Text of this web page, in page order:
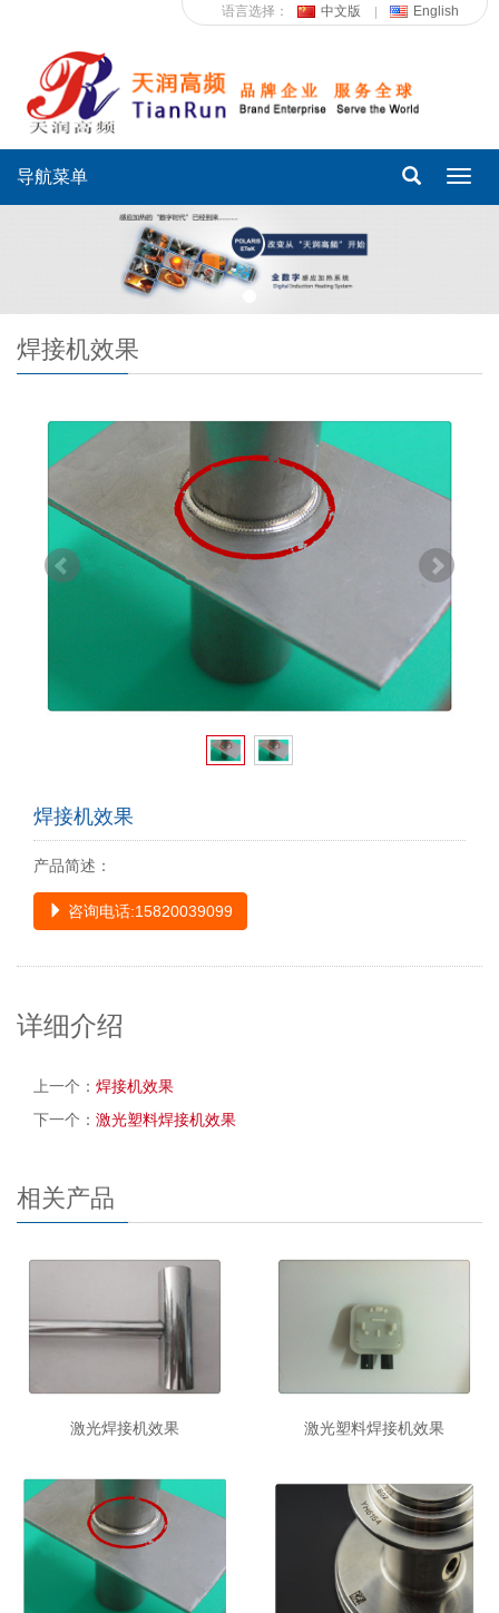
语言选择： 中文版 English
导航菜单
焊接机效果
焊接机效果
产品简述：
咨询电话:15820039099
详细介绍
上一个： 焊接机效果
下一个： 激光塑料焊接机效果
相关产品
激光焊接机效果 激光塑料焊接机效果